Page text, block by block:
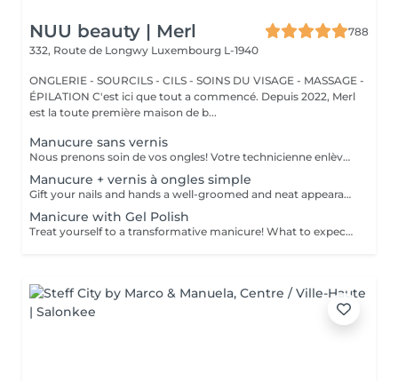
NUU beauty | Merl
788
332, Route de Longwy Luxembourg L-1940
ONGLERIE - SOURCILS - CILS - SOINS DU VISAGE - MASSAGE -
ÉPILATION C'est ici que tout a commencé. Depuis 2022, Merl
est la toute première maison de b...
Manucure sans vernis
Nous prenons soin de vos ongles! Votre technicienne enlèvera délicatement les cellules mortes, façonnera et limera vos ongles, et polira la surface extérieure pour un fini lisse et naturel. Nos experts proposent des manucures à bords, hardware ou combinées, selon vos préférences. Comment se fait une manucure sans vernis? - la peau rugueuse est délicatement enlevée - la forme de la plaque de l'ongle est corrigée avec douceur - les cuticules et bords latéraux sont soigneusement traités - de l'huile nourrissante pour les cuticules et de la crème pour les mains sont appliquées pour nourrir et hydrater Limitations d'âge: recommandé à partir de 14 ans. Recommandations post-procédure: aucun soin particulier n'est nécessaire après cette procédure. Fréquence: une fois toutes les 3 semaines.
Manucure + vernis à ongles simple
Gift your nails and hands a well-groomed and neat appearance! Your technician will effectively remove dead skin cells, shape and file nails, and buff the outer surface. A regular nail polish is applied at the end of this treatment. Our masters do edged, hardware, or combined manicure. How is manicure with simple nail polish done? - rough skin is removed - the shape of the nail plate is corrected - the cuticle and side ridges are corrected - nail polish is applied - cuticle oil and hand cream are applied Age restrictions: recommended to do from 14 years. Post procedure recommendations: there are no post recommendations for this procedure. Frequency: once in 3 weeks.
Manicure with Gel Polish
Treat yourself to a transformative manicure! What to expect: - old polish is removed as a bonus - rough skin is removed - nails are shaped - cuticles and side ridges are polished - reinforcement is performed if chosen - semi-permanent polish is applied - cuticle oil and hand cream are applied Age: 16+ Frequency: every 3 weeks for best results. *Removal of old semi-permanent polish is included with the manicure. If you want a separate removal appointment, we charge €20 for the careful process that protects your nails. For the manicure, we leave a thin layer of old polish under the new layer to enhance the durability of the semi-permanent polish. *Please note that if semipermanent nail polish without manicure is chosen, rough skin, cuticle and side ridges won't be removed.